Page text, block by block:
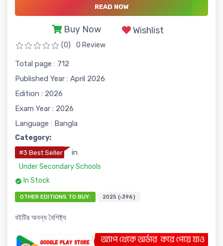
READ NOW
Buy Now Wishlist
(0) 0 Review
Total page : 712
Published Year : April 2026
Edition : 2026
Exam Year : 2026
Language : Bangla
Category:
#3 Best Seller in
Under Secondary Schools
In Stock
OTHER EDITIONS TO BUY: 2025 (৳396)
বইটির অনন্য বৈশিষ্ট্য